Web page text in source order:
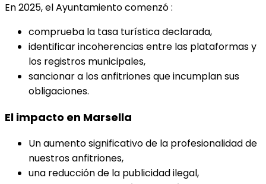
En 2025, el Ayuntamiento comenzó :
comprueba la tasa turística declarada,
identificar incoherencias entre las plataformas y
los registros municipales,
sancionar a los anfitriones que incumplan sus
obligaciones.
El impacto en Marsella
Un aumento significativo de la profesionalidad de
nuestros anfitriones,
una reducción de la publicidad ilegal,